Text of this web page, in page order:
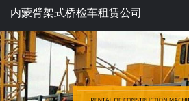
内蒙臂架式桥检车租赁公司